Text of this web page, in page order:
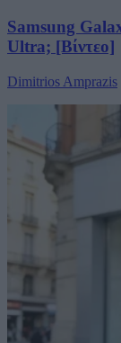
Samsung
Ultra; [Βίντεο]
Dimitrios Amprazis